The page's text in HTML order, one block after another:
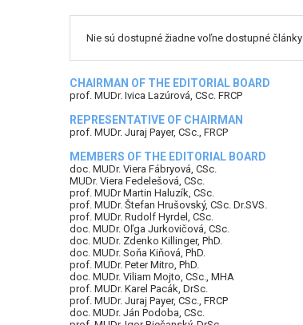
Nie sú dostupné žiadne voľne dostupné články
CHAIRMAN OF THE EDITORIAL BOARD
prof. MUDr. Ivica Lazúrová, CSc. FRCP
REPRESENTATIVE OF CHAIRMAN
prof. MUDr. Juraj Payer, CSc., FRCP
MEMBERS OF THE EDITORIAL BOARD
doc. MUDr. Viera Fábryová, CSc.
MUDr. Viera Fedelešová, CSc.
prof. MUDr Martin Haluzík, CSc.
prof. MUDr. Štefan Hrušovský, CSc. Dr.SVS.
prof. MUDr. Rudolf Hyrdel, CSc.
doc. MUDr. Oľga Jurkovičová, CSc.
doc. MUDr. Zdenko Killinger, PhD.
doc. MUDr. Soňa Kiňová, PhD.
prof. MUDr. Peter Mitro, PhD.
doc. MUDr. Viliam Mojto, CSc., MHA
prof. MUDr. Karel Pacák, DrSc.
prof. MUDr. Juraj Payer, CSc., FRCP
doc. MUDr. Ján Podoba, CSc.